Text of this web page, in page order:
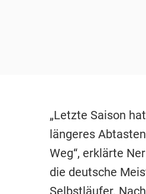
„Letzte Saison
längeres
Weg“, erklärte
die deutsche
Selbstläufer.